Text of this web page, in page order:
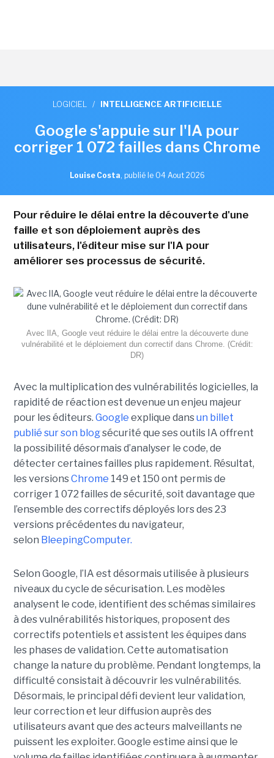
LOGICIEL / INTELLIGENCE ARTIFICIELLE
Google s'appuie sur l'IA pour
corriger 1 072 failles dans Chrome
Louise Costa, publié le 04 Aout 2026
Pour réduire le délai entre la découverte d'une
faille et son déploiement auprès des
utilisateurs, l'éditeur mise sur l'IA pour
améliorer ses processus de sécurité.
Avec lIA, Google veut réduire le délai entre la découverte dune
vulnérabilité et le déploiement dun correctif dans Chrome. (Crédit:
DR)
Avec la multiplication des vulnérabilités logicielles, la
rapidité de réaction est devenue un enjeu majeur
pour les éditeurs. Google explique dansun billet
publié sur son blogsécurité que ses outils IA offrent
la possibilité désormais d’analyser le code, de
détecter certaines failles plus rapidement. Résultat,
les versionsChrome 149 et 150 ont permis de
corriger 1 072 failles de sécurité, soit davantage que
l’ensemble des correctifs déployés lors des 23
versions précédentes du navigateur,
selon BleepingComputer.
Selon Google, l’IA est désormais utilisée à plusieurs
niveaux du cycle de sécurisation. Les modèles
analysent le code, identifient des schémas similaires
à des vulnérabilités historiques, proposent des
correctifs potentiels et assistent les équipes dans
les phases de validation. Cette automatisation
change la nature du problème. Pendant longtemps, la
difficulté consistait à découvrir les vulnérabilités.
Désormais, le principal défi devient leur validation,
leur correction et leur diffusion auprès des
utilisateurs avant que des acteurs malveillants ne
puissent les exploiter. Google estime ainsi que le